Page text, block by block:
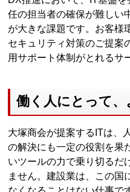
任の担当者の確保が難しい
が大きな課題です。お客様
セキュリティ対策のご提案
用サポート体制がとれるサ
働く人にとって
大塚商会が提案するITは、
の解決にも一定の役割を果
いツールの力で乗り切るだ
ません。建設業は、この国